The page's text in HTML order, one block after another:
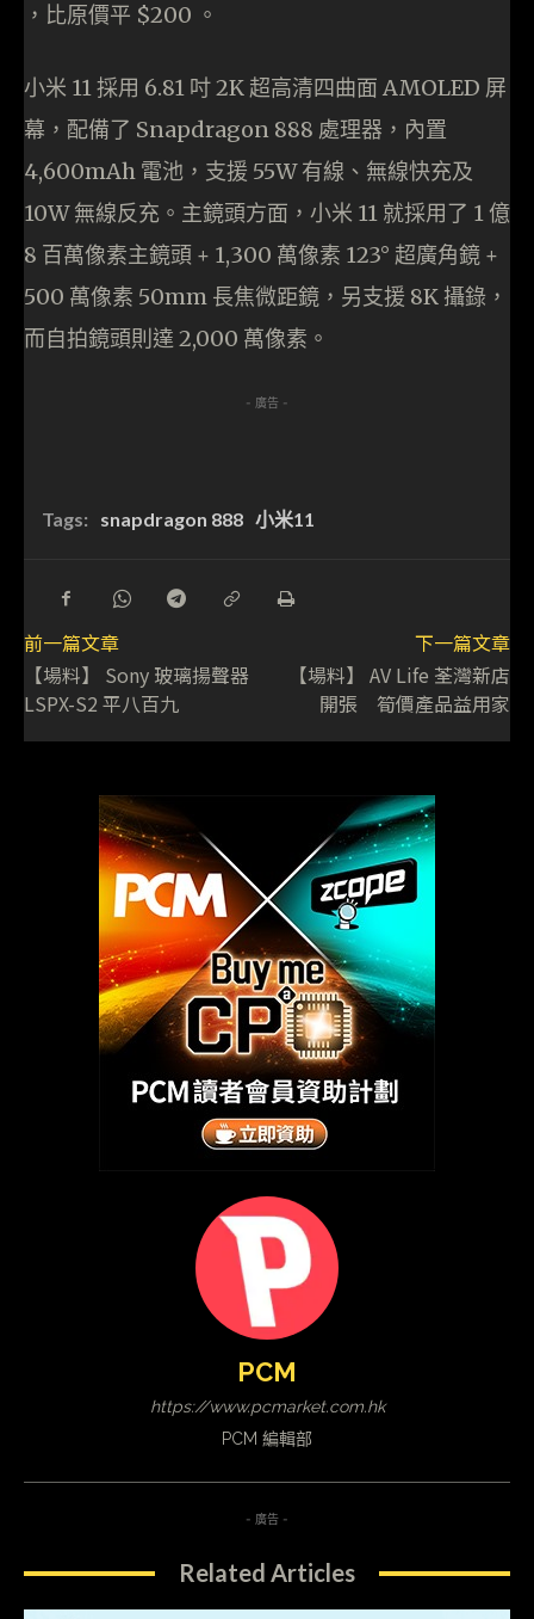
，比原價平 $200 。
小米 11 採用 6.81 吋 2K 超高清四曲面 AMOLED 屏
幕，配備了 Snapdragon 888 處理器，內置
4,600mAh 電池，支援 55W 有線、無線快充及
10W 無線反充。主鏡頭方面，小米 11 就採用了 1 億
8 百萬像素主鏡頭 + 1,300 萬像素 123° 超廣角鏡 +
500 萬像素 50mm 長焦微距鏡，另支援 8K 攝錄，
而自拍鏡頭則達 2,000 萬像素。
- 廣告 -
Tags: snapdragon 888 小米11
前一篇文章
【場料】 Sony 玻璃揚聲器
LSPX-S2 平八百九
下一篇文章
【場料】 AV Life 荃灣新店
開張 筍價產品益用家
PCM
https://www.pcmarket.com.hk
PCM 編輯部
- 廣告 -
Related Articles